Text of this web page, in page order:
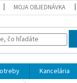
MOJA OBJEDNÁVKA
Kancelária